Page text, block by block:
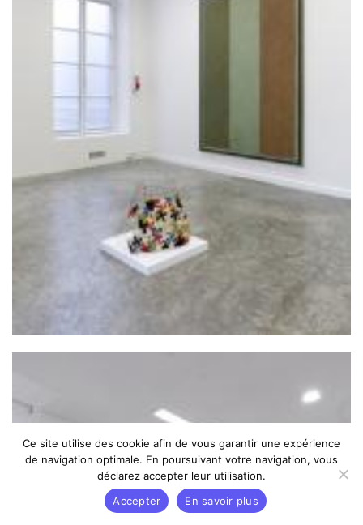
Ce site utilise des cookie afin de vous garantir une expérience
de navigation optimale. En poursuivant votre navigation, vous
déclarez accepter leur utilisation.
Accepter
En savoir plus